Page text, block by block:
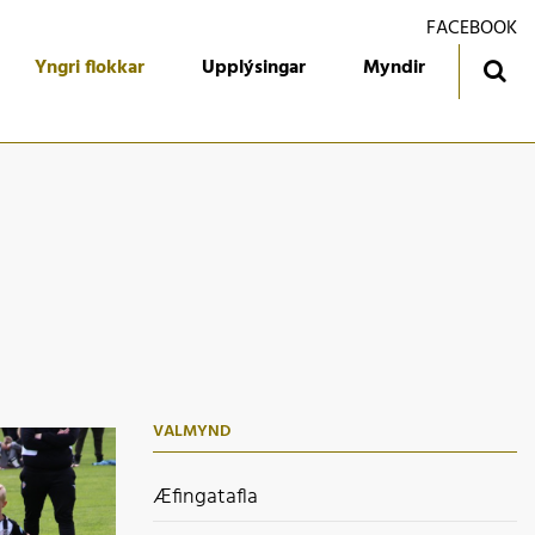
Yngri flokkar Upplýsingar Myndir
FACEBOOK
VALMYND
Æfingatafla